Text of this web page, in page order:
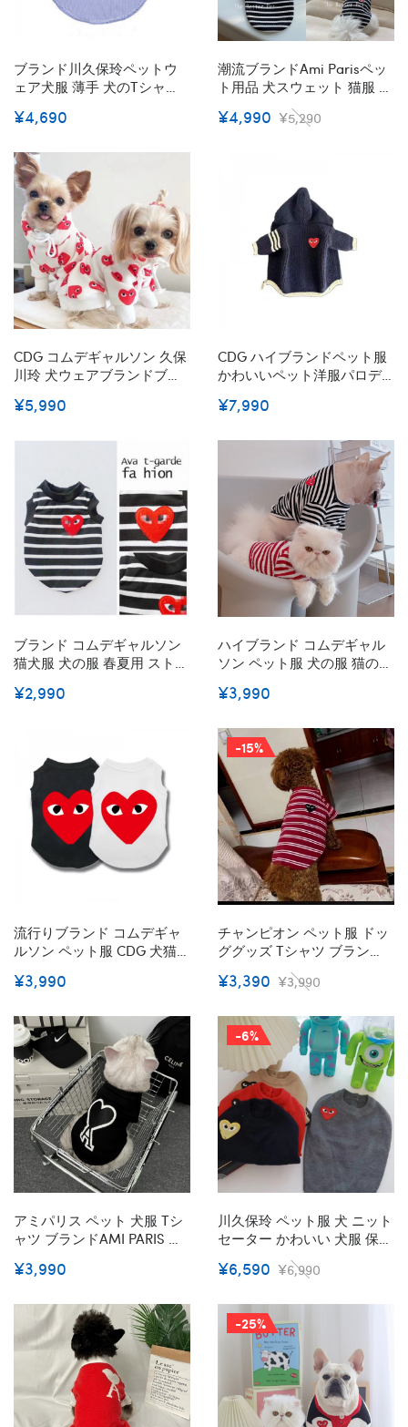
ブランド川久保玲ペットウ
ェア犬服 薄手 犬のtシャツ
服 ペット服 シンプル ハンサ
ドッグウェア 両足 お出かけ
服
¥4,690
潮流ブランドAmi Parisペッ
ト用品 犬スウェット 猫服 T
シャツ わんちゃんの洋服 経
典ストライプのTシャツ ハー
¥4,990 ¥5,290
CDG コムデギャルソン 久保
川玲 犬ウェアブランドブラ
ェア激安パロディペット服
¥5,990
CDG ハイブランドペット服
かわいいペット洋服パロデ
アブランド犬用tシャツ通気
¥7,990
ブランド コムデギャルソン
猫犬服 犬の服 春夏用 ストラ
服 ペットウェア ドッグベス
出かけ服
¥2,990
ハイブランド コムデギャル
ソン ペット服 犬の服 猫のT
服 経典ストライプのTシャツ
綿製 シンプル 弾力性シャツ
潮流 猫ウェア XS - 2XL
¥3,990
流行りブランド コムデギャ
ルソン ペット服 CDG 犬猫パ
い コットン製 犬秋冬服 フー
ャツ 夏のベスト 猫のチョッ
キ 通気性 高い かわいい 小
中大型ペット 2XS - 3XL
¥3,990
-15%
チャンピオン ペット服 ドッ
ググッズ Tシャツ ブランド
CDG 犬服 トレーナーシャツ
猫服 ペット洋服 Tシャツ 春
ゃんウェア 韓系 T-シャツ 両
足 犬tシャツ XS~XL 激安
¥3,390 ¥3,990
アミパリス ペット 犬服 Tシ
ャツ ブランドAMI PARIS 犬
春夏秋シャツ 流行りハート
おしゃれ T-シャツ 半袖 猫服
S~2XL 中小型ペット 激安
¥3,990
-6%
川久保玲 ペット服 犬 ニット
セーター かわいい 犬服 保温
ドッグウェア おしゃれ 心目
柄 ペットコート ボタン付き
ッペン付き 犬 洋服 お散歩
¥6,590 ¥6,990
-25%